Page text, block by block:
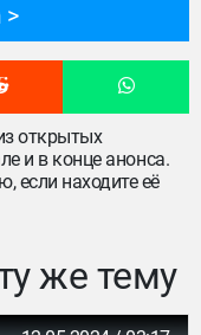
открытых
и в конце анонса.
если находите её
же тему